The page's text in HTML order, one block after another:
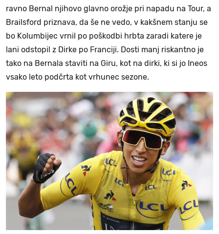
ravno Bernal njihovo glavno orožje pri napadu na Tour, a
Brailsford priznava, da še ne vedo, v kakšnem stanju se
bo Kolumbijec vrnil po poškodbi hrbta zaradi katere je
lani odstopil z Dirke po Franciji. Dosti manj riskantno je
tako na Bernala staviti na Giru, kot na dirki, ki si jo Ineos
vsako leto podčrta kot vrhunec sezone.